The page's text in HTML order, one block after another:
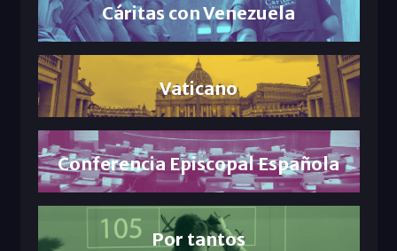
Cáritas con Venezuela
Vaticano
Conferencia Episcopal Española
Por tantos